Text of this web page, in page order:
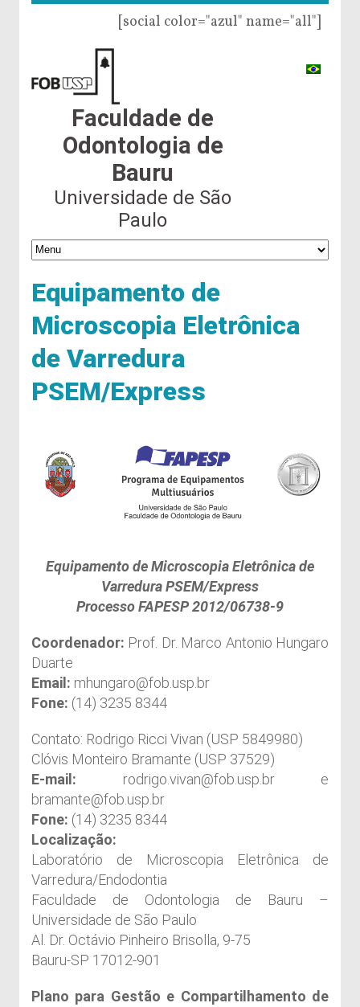
[social color="azul" name="all"]
Faculdade de
Odontologia de
Bauru
Universidade de São
Paulo
Equipamento de
Microscopia Eletrônica
de Varredura
PSEM/Express
Equipamento de Microscopia Eletrônica de
Varredura PSEM/Express
Processo FAPESP 2012/06738-9
Coordenador: Prof. Dr. Marco Antonio Hungaro
Duarte
Email: mhungaro@fob.usp.br
Fone: (14) 3235 8344
Contato: Rodrigo Ricci Vivan (USP 5849980)
Clóvis Monteiro Bramante (USP 37529)
E-mail: rodrigo.vivan@fob.usp.br e
bramante@fob.usp.br
Fone: (14) 3235 8344
Localização:
Laboratório de Microscopia Eletrônica de
Varredura/Endodontia
Faculdade de Odontologia de Bauru –
Universidade de São Paulo
Al. Dr. Octávio Pinheiro Brisolla, 9-75
Bauru-SP 17012-901
Plano para Gestão e Compartilhamento de